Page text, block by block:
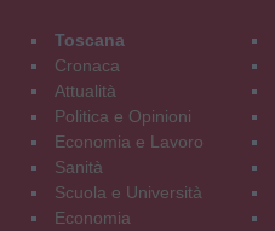
Toscana
Cronaca
Attualità
Politica e Opinioni
Economia e Lavoro
Sanità
Scuola e Università
Economia